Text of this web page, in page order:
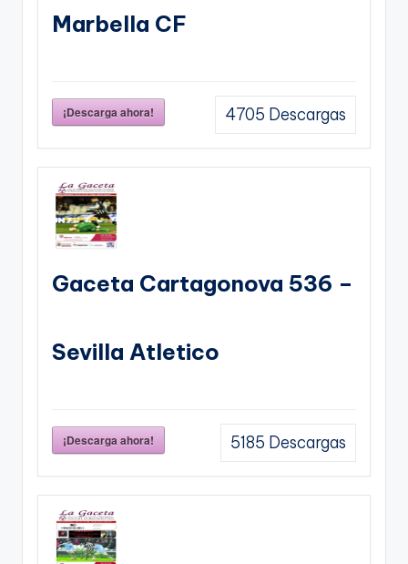
Marbella CF
¡Descarga ahora! 4705 Descargas
Gaceta Cartagonova 536 –
Sevilla Atletico
¡Descarga ahora! 5185 Descargas